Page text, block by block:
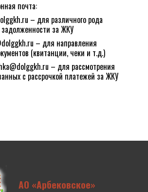
почта:
– для различного рода
за ЖКУ
– для направления
(квитанции, чеки и т.д.)
– для рассмотрения
с рассрочкой платежей за ЖКУ
АО «Арбековское»